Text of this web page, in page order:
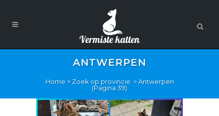
ANTWERPEN
Home>Zoek op provincie >Antwerpen
(Pagina 39)